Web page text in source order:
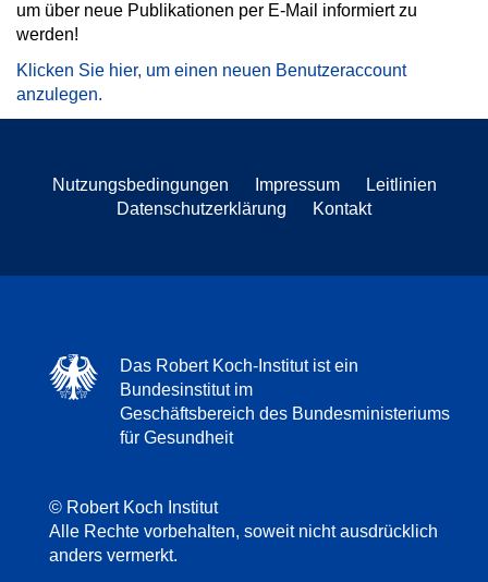
um über neue Publikationen per E-Mail informiert zu
werden!
Klicken Sie hier, um einen neuen Benutzeraccount
anzulegen.
Nutzungsbedingungen Impressum
Leitlinien
Datenschutzerklärung
Kontakt
Das Robert Koch-Institut ist ein
Bundesinstitut im
Geschäftsbereich des Bundesministeriums
für Gesundheit
© Robert Koch Institut
Alle Rechte vorbehalten, soweit nicht ausdrücklich
anders vermerkt.